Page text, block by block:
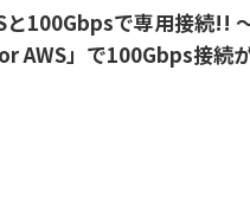
と100Gbpsで専用接続!!
AWS」で100Gbps接続